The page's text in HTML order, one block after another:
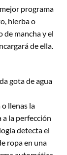
programa
hierba o
de mancha y el
de ella.
gota de agua
llenas la
la perfección
detecta el
ropa en una